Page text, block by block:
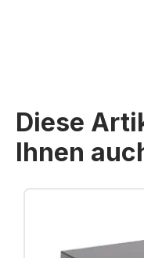
Diese
Ihnen
Produktgalerie